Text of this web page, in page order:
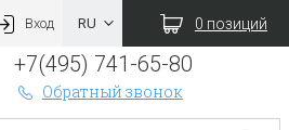
Вход 0 позиций
+7(495) 741-65-80
Обратный звонок